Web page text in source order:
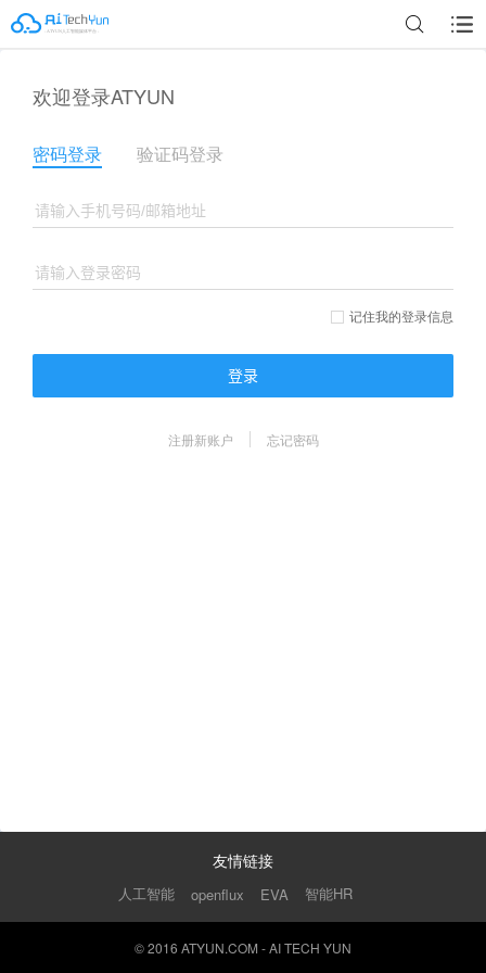
欢迎登录ATYUN
密码登录 验证码登录
记住我的登录信息
登录
注册新账户 忘记密码
友情链接
人工智能 openflux EVA 智能HR
© 2016 ATYUN.COM - AI TECH YUN